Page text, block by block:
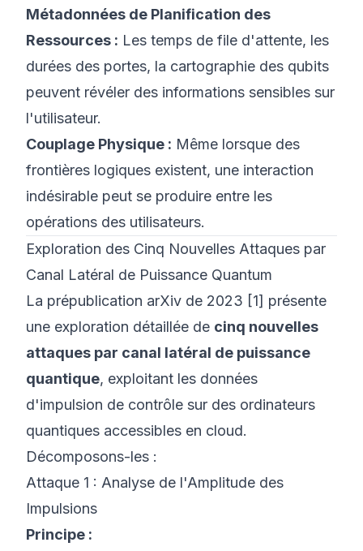
Métadonnées de Planification des
Ressources : Les temps de file d'attente, les
durées des portes, la cartographie des qubits
peuvent révéler des informations sensibles sur
l'utilisateur.
Couplage Physique : Même lorsque des
frontières logiques existent, une interaction
indésirable peut se produire entre les
opérations des utilisateurs.
Exploration des Cinq Nouvelles Attaques par
Canal Latéral de Puissance Quantum
La prépublication arXiv de 2023 [1] présente
une exploration détaillée de cinq nouvelles
attaques par canal latéral de puissance
quantique, exploitant les données
d'impulsion de contrôle sur des ordinateurs
quantiques accessibles en cloud.
Décomposons-les :
Attaque 1 : Analyse de l'Amplitude des
Impulsions
Principe :